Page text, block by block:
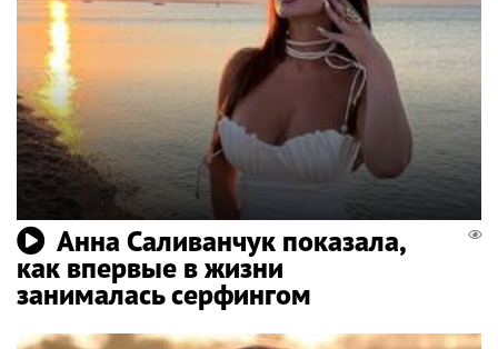
Анна Саливанчук показала,
как впервые в жизни
занималась серфингом